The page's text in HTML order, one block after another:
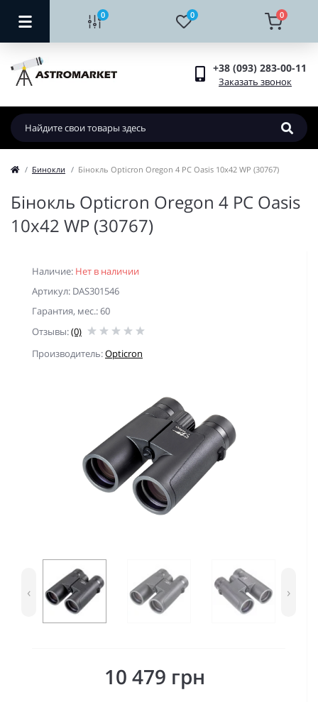
0 0 0
+38 (093) 283-00-11
Заказать звонок
Бинокли Бінокль Opticron Oregon 4 PC Oasis 10x42 WP (30767)
Бінокль Opticron Oregon 4 PC Oasis
10x42 WP (30767)
Наличие: Нет в наличии
Артикул: DAS301546
Гарантия, мес.: 60
Отзывы:(0)
Производитель:Opticron
‹ ›
10 479 грн